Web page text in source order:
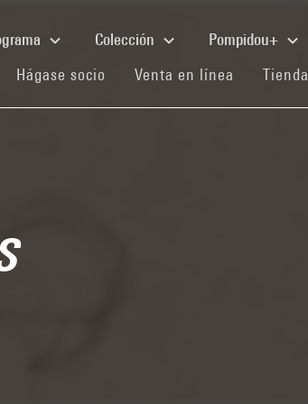
Colección Pompidou+
Hágase socio (current)
Venta en línea (current)
Tienda